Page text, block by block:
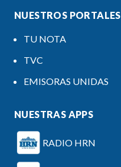
NUESTROS PORTALES
TU NOTA
TVC
EMISORAS UNIDAS
NUESTRAS APPS
RADIO HRN